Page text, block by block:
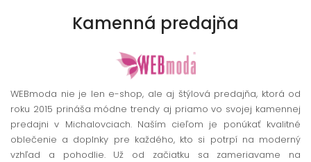
Kamenná predajňa
WEBmoda nie je len e-shop, ale aj štýlová predajňa, ktorá od
roku 2015 prináša módne trendy aj priamo vo svojej kamennej
predajni v Michalovciach. Naším cieľom je ponúkať kvalitné
oblečenie a doplnky pre každého, kto si potrpí na moderný
vzhľad a pohodlie. Už od začiatku sa zameriavame na